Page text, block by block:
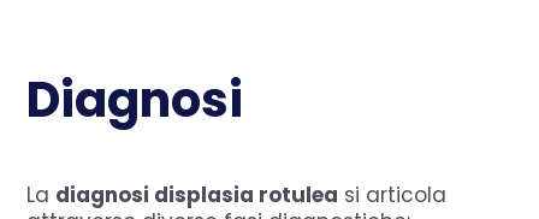
Diagnosi
La diagnosi displasia rotulea si articola